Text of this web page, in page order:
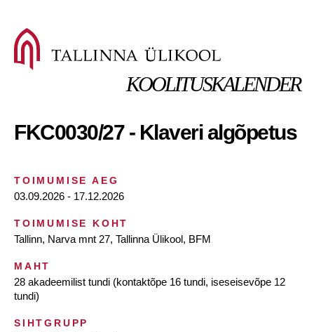
KOOLITUSKALENDER
FKC0030/27 - Klaveri algõpetus
TOIMUMISE AEG
03.09.2026 - 17.12.2026
TOIMUMISE KOHT
Tallinn, Narva mnt 27, Tallinna Ülikool, BFM
MAHT
28 akadeemilist tundi (kontaktõpe 16 tundi, iseseisevõpe 12
tundi)
SIHTGRUPP